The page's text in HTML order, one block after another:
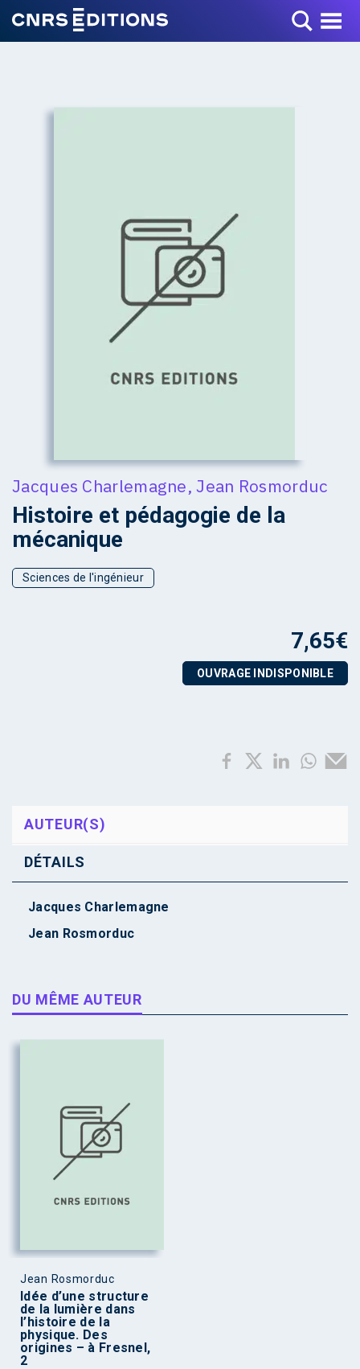
Toggle Menu
Jacques Charlemagne,Jean Rosmorduc
Histoire et pédagogie de la
mécanique
Sciences de l'ingénieur
7,65€
OUVRAGE INDISPONIBLE
AUTEUR(S)
DÉTAILS
Jacques Charlemagne
Jean Rosmorduc
DU MÊME AUTEUR
Jean Rosmorduc
Idée d’une structure
de la lumière dans
l’histoire de la
physique. Des
origines – à Fresnel,
2